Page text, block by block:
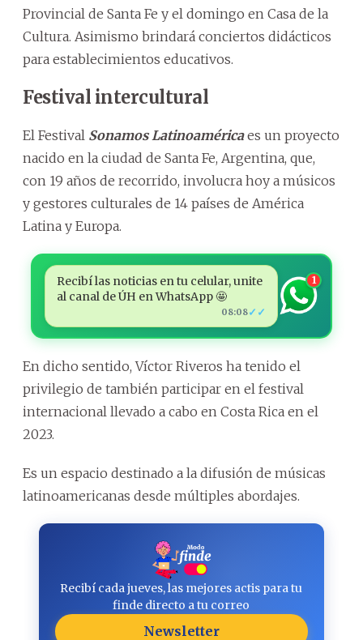
Provincial de Santa Fe y el domingo en Casa de la
Cultura. Asimismo brindará conciertos didácticos
para establecimientos educativos.
Festival intercultural
El Festival Sonamos Latinoaméricaes un proyecto
nacido en la ciudad de Santa Fe, Argentina, que,
con 19 años de recorrido, involucra hoy a músicos
y gestores culturales de 14 países de América
Latina y Europa.
Recibí las noticias en tu celular, unite
al canal de ÚH en WhatsApp 🤩
08:08✓✓
1
En dicho sentido, Víctor Riveros ha tenido el
privilegio de también participar en el festival
internacional llevado a cabo en Costa Rica en el
2023.
Es un espacio destinado a la difusión de músicas
latinoamericanas desde múltiples abordajes.
Recibí cada jueves, las mejores actis para tu
finde directo a tu correo
Newsletter